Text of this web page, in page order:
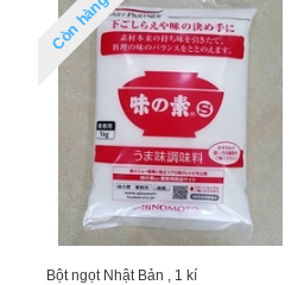
Còn hàng
Bột ngọt Nhật Bản , 1 kí